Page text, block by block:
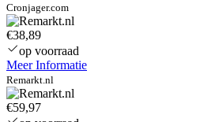
Cronjager.com
€38,89
op voorraad
Meer Informatie
Remarkt.nl
€59,97